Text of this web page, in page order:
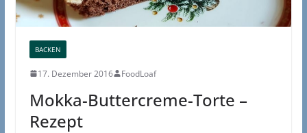
BACKEN
17. Dezember 2016 FoodLoaf
Mokka-Buttercreme-Torte –
Rezept